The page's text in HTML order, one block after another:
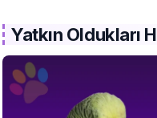
Yatkın Oldukları